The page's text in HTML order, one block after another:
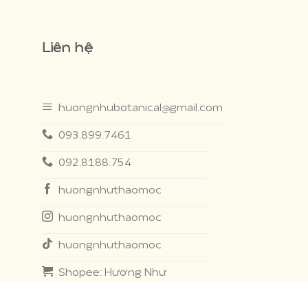
Liên hệ
huongnhubotanical@gmail.com
093.899.7461
092.8188.754
huongnhuthaomoc
huongnhuthaomoc
huongnhuthaomoc
Shopee: Hương Như